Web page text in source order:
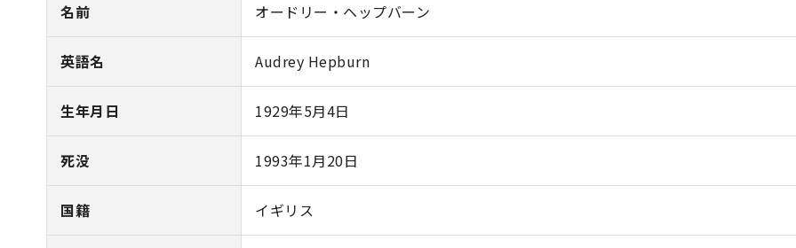
名前 オードリー・ヘップバーン
英語名 Audrey Hepburn
生年月日 1929年5月4日
死没 1993年1月20日
国籍 イギリス